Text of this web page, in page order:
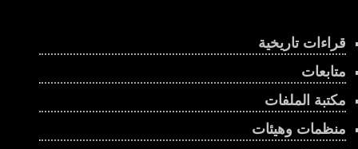
قراءات تاريخية
متابعات
مكتبة الملفات
منظمات وهيئات